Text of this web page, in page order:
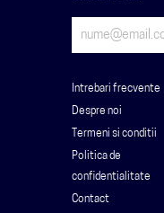
Intrebari frecvente
Despre noi
Termeni si conditii
Politica de
confidentialitate
Contact